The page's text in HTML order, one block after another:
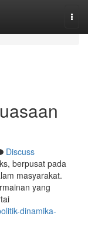
Discuss
berpusat pada
masyarakat.
yang
dinamika-